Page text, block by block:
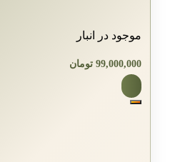
موجود در انبار
99,000,000 تومان